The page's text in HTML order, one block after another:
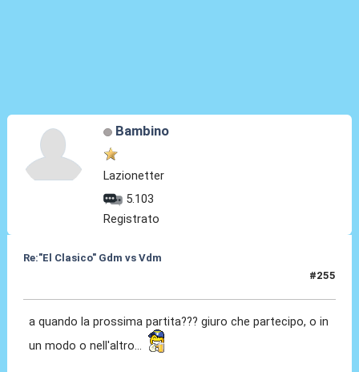
Bambino
Lazionetter
5.103
Registrato
Re:"El Clasico" Gdm vs Vdm
#255
a quando la prossima partita??? giuro che partecipo, o in
un modo o nell'altro...